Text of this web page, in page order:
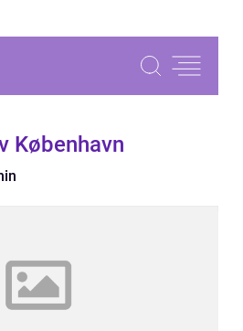
København